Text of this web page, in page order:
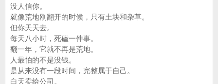
没人信你。
就像荒地刚翻开的时候，只有土块和杂草。
但你天天去。
每天八小时，死磕一件事。
翻一年，它就不再是荒地。
人最怕的不是没钱。
是从来没有一段时间，完整属于自己。
白天卖给公司。